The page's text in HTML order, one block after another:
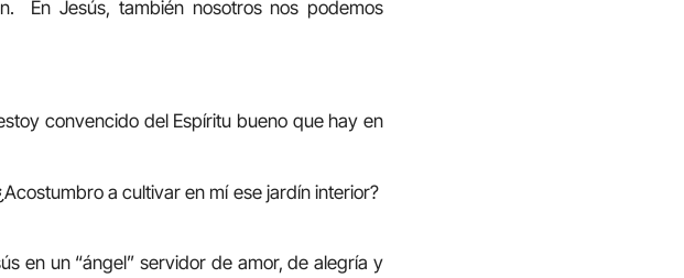
En Jesús, también nosotros nos podemos
convencido del Espíritu bueno que hay en
a cultivar en mí ese jardín interior?
en un “ángel” servidor de amor, de alegría y